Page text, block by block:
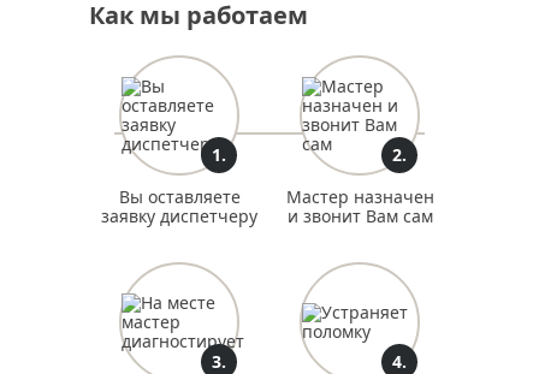
реставрация белой двери
услуги реставрации дверей
реставрация дверей мдф
реставрация шпонированных дверей
реставрация двери со стеклом
реставрация стекол двери
реставрация дверей лаком
реставрация сталинских дверей
реставрация советских дверей
реставрация комнатных дверей
реставрация ванной двери
реставрация дверей
восстановление покрытия двери
Как мы работаем
1.
Вы оставляете
заявку диспетчеру
2.
Мастер назначен
и звонит Вам сам
3.
4.